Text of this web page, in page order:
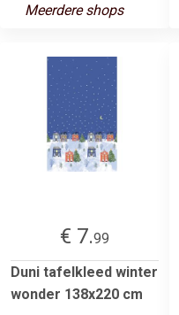
Meerdere shops
€ 7.99
Duni tafelkleed winter
wonder 138x220 cm